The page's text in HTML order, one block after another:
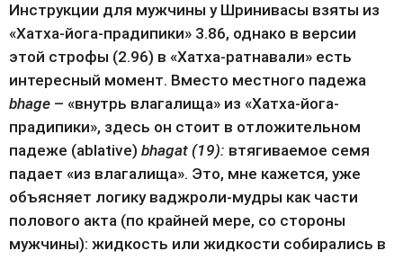
Инструкции для мужчины у Шринивасы взяты из
«Хатха-йога-прадипики» 3.86, однако в версии
этой строфы (2.96) в «Хатха-ратнавали» есть
bhage – «внутрь влагалища» из «Хатха-йога-
прадипики», здесь он стоит в отложительном
падеже (ablative) bhagat (19): втягиваемое семя
падает «из влагалища». Это, мне кажется, уже
объясняет логику ваджроли-мудры как части
полового акта (по крайней мере, со стороны
мужчины): жидкость или жидкости собирались в